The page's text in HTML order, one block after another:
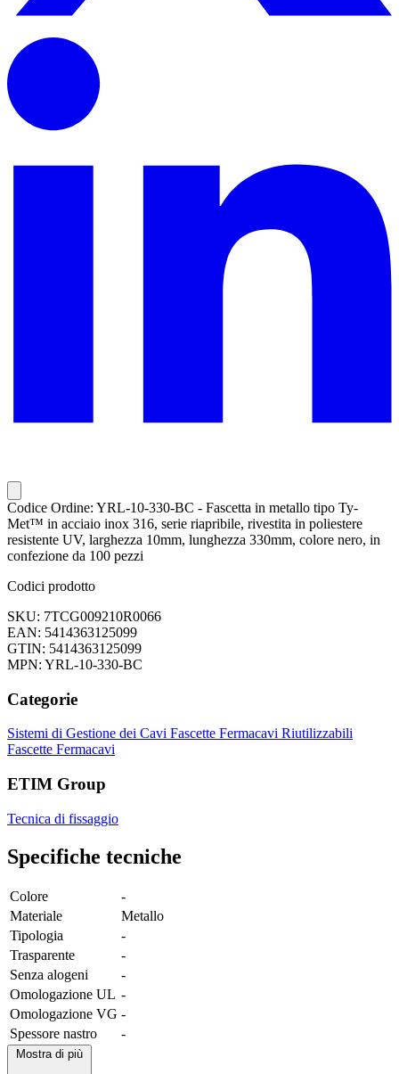
Codice Ordine: YRL-10-330-BC - Fascetta in metallo tipo Ty-
Met™ in acciaio inox 316, serie riapribile, rivestita in poliestere
resistente UV, larghezza 10mm, lunghezza 330mm, colore nero, in
confezione da 100 pezzi
Codici prodotto
SKU: 7TCG009210R0066
EAN: 5414363125099
GTIN: 5414363125099
MPN: YRL-10-330-BC
Categorie
Sistemi di Gestione dei Cavi Fascette Fermacavi Riutilizzabili
Fascette Fermacavi
ETIM Group
Tecnica di fissaggio
Specifiche tecniche
Colore
-
Materiale
Metallo
Tipologia
-
Trasparente
-
Senza alogeni
-
Omologazione UL -
Omologazione VG -
Spessore nastro
-
Mostra di più